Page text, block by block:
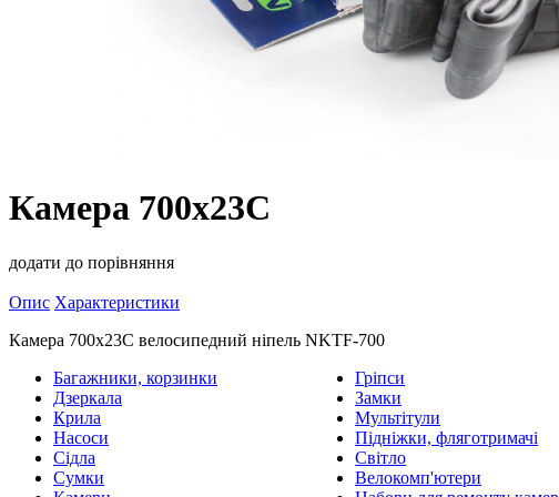
Камера 700x23C
додати до порівняння
Опис Характеристики
Камера 700x23C велосипедний ніпель NKTF-700
Багажники, корзинки
Гріпси
Дзеркала
Замки
Крила
Мультітули
Насоси
Підніжки, фляготримачі
Сідла
Світло
Сумки
Велокомп'ютери